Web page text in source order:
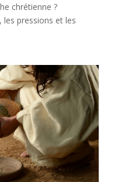
chrétienne ?
les pressions et les